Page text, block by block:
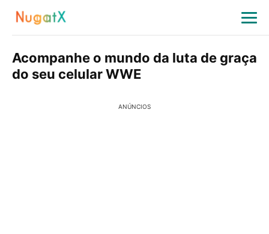
Acompanhe o mundo da luta de graça
do seu celular WWE
ANÚNCIOS